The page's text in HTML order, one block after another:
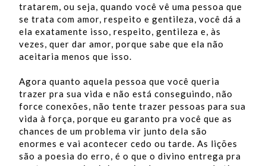
tratarem, ou seja, quando você vê uma pessoa que
se trata com amor, respeito e gentileza, você dá a
ela exatamente isso, respeito, gentileza e, às
vezes, quer dar amor, porque sabe que ela não
aceitaria menos que isso.
Agora quanto aquela pessoa que você queria
trazer pra sua vida e não está conseguindo, não
force conexões, não tente trazer pessoas para sua
vida à força, porque eu garanto pra você que as
chances de um problema vir junto dela são
enormes e vai acontecer cedo ou tarde. As lições
são a poesia do erro, é o que o divino entrega pra